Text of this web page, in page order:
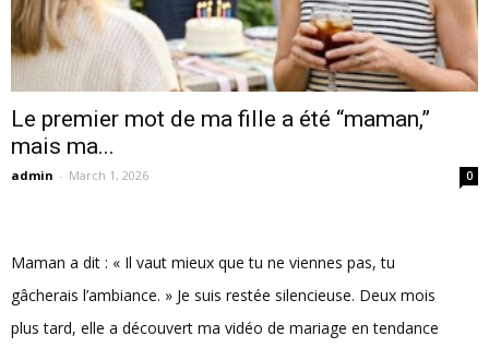
Le premier mot de ma fille a été “maman,”
mais ma...
admin - March 1, 2026 0
Maman a dit : « Il vaut mieux que tu ne viennes pas, tu
gâcherais l’ambiance. » Je suis restée silencieuse. Deux mois
plus tard, elle a découvert ma vidéo de mariage en tendance